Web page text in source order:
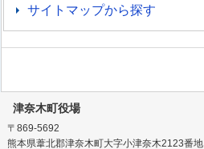
サイトマップから探す
津奈木町役場
〒869-5692
熊本県葦北郡津奈木町大字小津奈木2123番地